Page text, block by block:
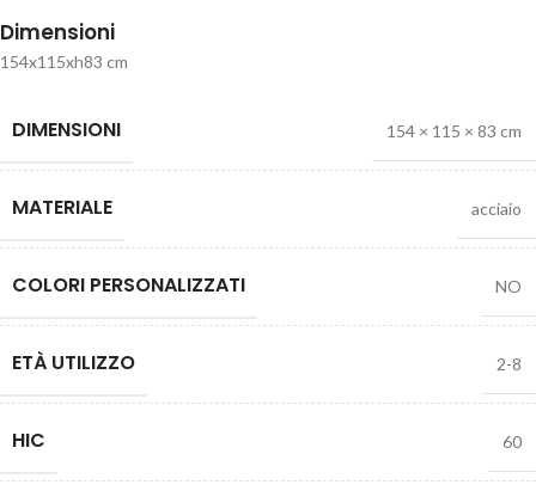
Dimensioni
154x115xh83 cm
DIMENSIONI 154 × 115 × 83 cm
MATERIALE acciaio
COLORI PERSONALIZZATI NO
ETÀ UTILIZZO 2-8
HIC 60